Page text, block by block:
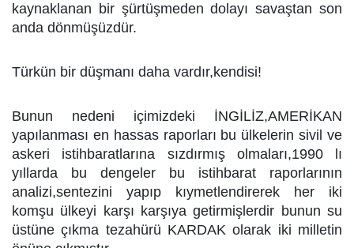
kaynaklanan bir şürtüşmeden dolayı savaştan son
anda dönmüşüzdür.
Türkün bir düşmanı daha vardır,kendisi!
Bunun nedeni içimizdeki İNGİLİZ,AMERİKAN
yapılanması en hassas raporları bu ülkelerin sivil ve
askeri istihbaratlarına sızdırmış olmaları,1990 lı
yıllarda bu dengeler bu istihbarat raporlarının
analizi,sentezini yapıp kıymetlendirerek her iki
komşu ülkeyi karşı karşıya getirmişlerdir bunun su
üstüne çıkma tezahürü KARDAK olarak iki milletin